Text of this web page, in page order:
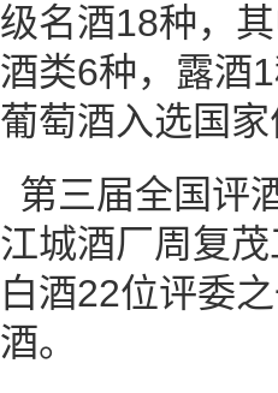
级名酒18种，
酒类6种，露酒
葡萄酒入选国家
第三届全国评
江城酒厂周复
白酒22位评委
酒。